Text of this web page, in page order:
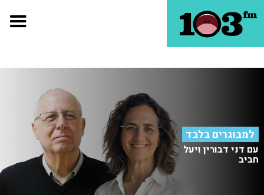
למבוגרים בלבד
עם דני דבורין ויעל
חביב